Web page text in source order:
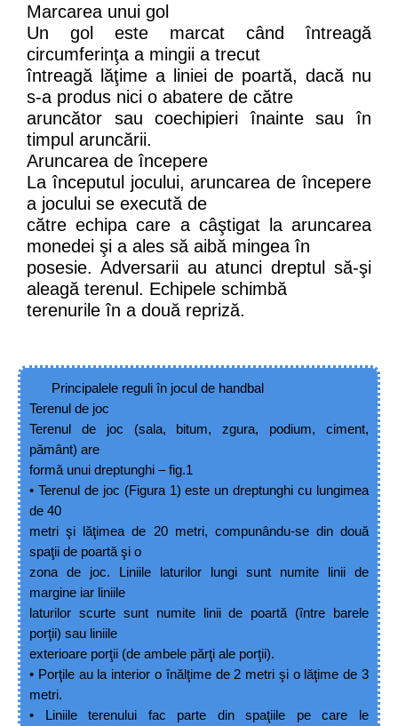
Marcarea unui gol
Un gol este marcat când întreagă
circumferinţa a mingii a trecut
întreagă lăţime a liniei de poartă, dacă nu
s-a produs nici o abatere de către
aruncător sau coechipieri înainte sau în
timpul aruncării.
Aruncarea de începere
La începutul jocului, aruncarea de începere
a jocului se execută de
către echipa care a câştigat la aruncarea
monedei şi a ales să aibă mingea în
posesie. Adversarii au atunci dreptul să-şi
aleagă terenul. Echipele schimbă
terenurile în a două repriză.
Principalele reguli în jocul de handbal
Terenul de joc
Terenul de joc
(sala, bitum, zgura, podium, ciment,
pământ) are
formă unui dreptunghi – fig.1
• Terenul de joc (Figura 1) este un dreptunghi cu lungimea
de 40
metri şi lăţimea de 20 metri, compunându-se din două
spaţii de poartă şi o
zona de joc. Liniile laturilor lungi sunt numite linii de
margine iar liniile
laturilor scurte sunt numite linii de poartă (între barele
porţii) sau liniile
exterioare porţii (de ambele părţi ale porţii).
• Porţile au la interior o înălţime de 2 metri şi o lăţime de 3
metri.
•
Liniile terenului fac parte din spaţiile pe care le